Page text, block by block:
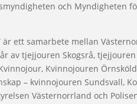
och Myndigheten
är ett samarbete mellan
av tjejjouren Skogsrå,
Kvinnojouren
– kvinnojouren Sundsvall,
Västernorrland och